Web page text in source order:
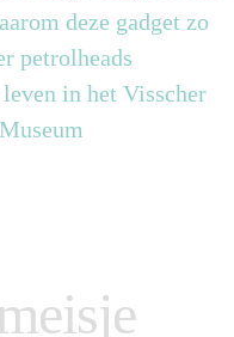
deze gadget zo
petrolheads
in het Visscher